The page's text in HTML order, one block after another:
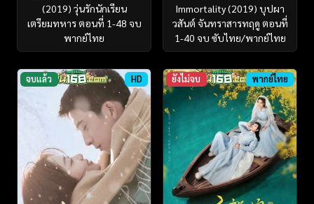
(2019) วุ่นรักนักเรียน
เตรียมทหาร ตอนที่ 1-48 จบ
พากย์ไทย
Immortality (2019) บุปผา
วสันต์ จันทราสารทฤดู ตอนที่
1-40 จบ ซับไทย/พากย์ไทย
จบแล้ว HD ยังไม่จบ พากย์ไทย